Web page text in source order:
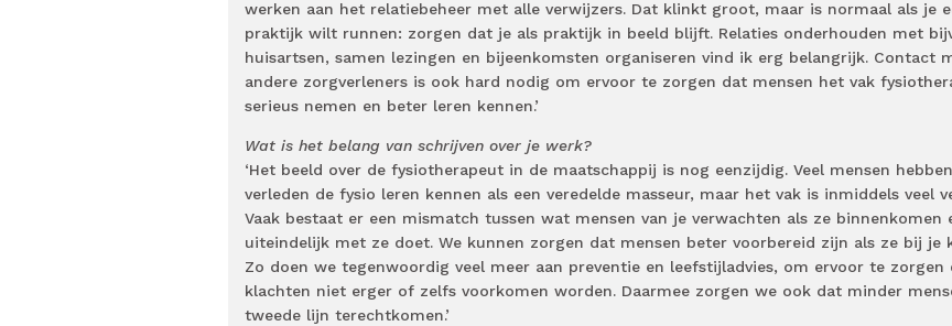
werken aan het relatiebeheer met alle verwijzers. Dat klinkt groot, maar is normaal als je
praktijk wilt runnen: zorgen dat je als praktijk in beeld blijft. Relaties onderhouden met
huisartsen, samen lezingen en bijeenkomsten organiseren vind ik erg belangrijk. Contact
andere zorgverleners is ook hard nodig om ervoor te zorgen dat mensen het vak
serieus nemen en beter leren kennen.’
Wat is het belang van schrijven over je werk?
‘Het beeld over de fysiotherapeut in de maatschappij is nog eenzijdig. Veel mensen
verleden de fysio leren kennen als een veredelde masseur, maar het vak is inmiddels veel
Vaak bestaat er een mismatch tussen wat mensen van je verwachten als ze binnenkomen
uiteindelijk met ze doet. We kunnen zorgen dat mensen beter voorbereid zijn als ze bij je
Zo doen we tegenwoordig veel meer aan preventie en leefstijladvies, om ervoor te zorgen
klachten niet erger of zelfs voorkomen worden. Daarmee zorgen we ook dat minder
tweede lijn terechtkomen.’